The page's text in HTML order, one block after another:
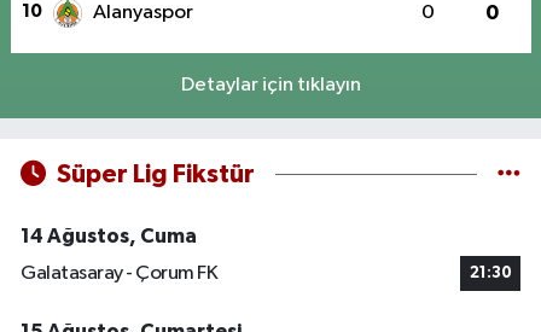
10 Alanyaspor 0 0
Detaylar için tıklayın
Süper Lig Fikstür
14 Ağustos, Cuma
Galatasaray - Çorum FK
21:30